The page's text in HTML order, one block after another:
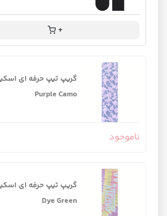
+
Purple Camo
ناموجود
Dye Green